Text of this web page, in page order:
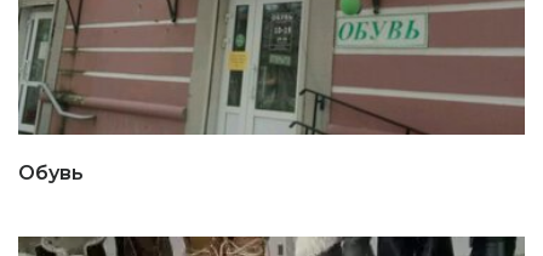
Обувь